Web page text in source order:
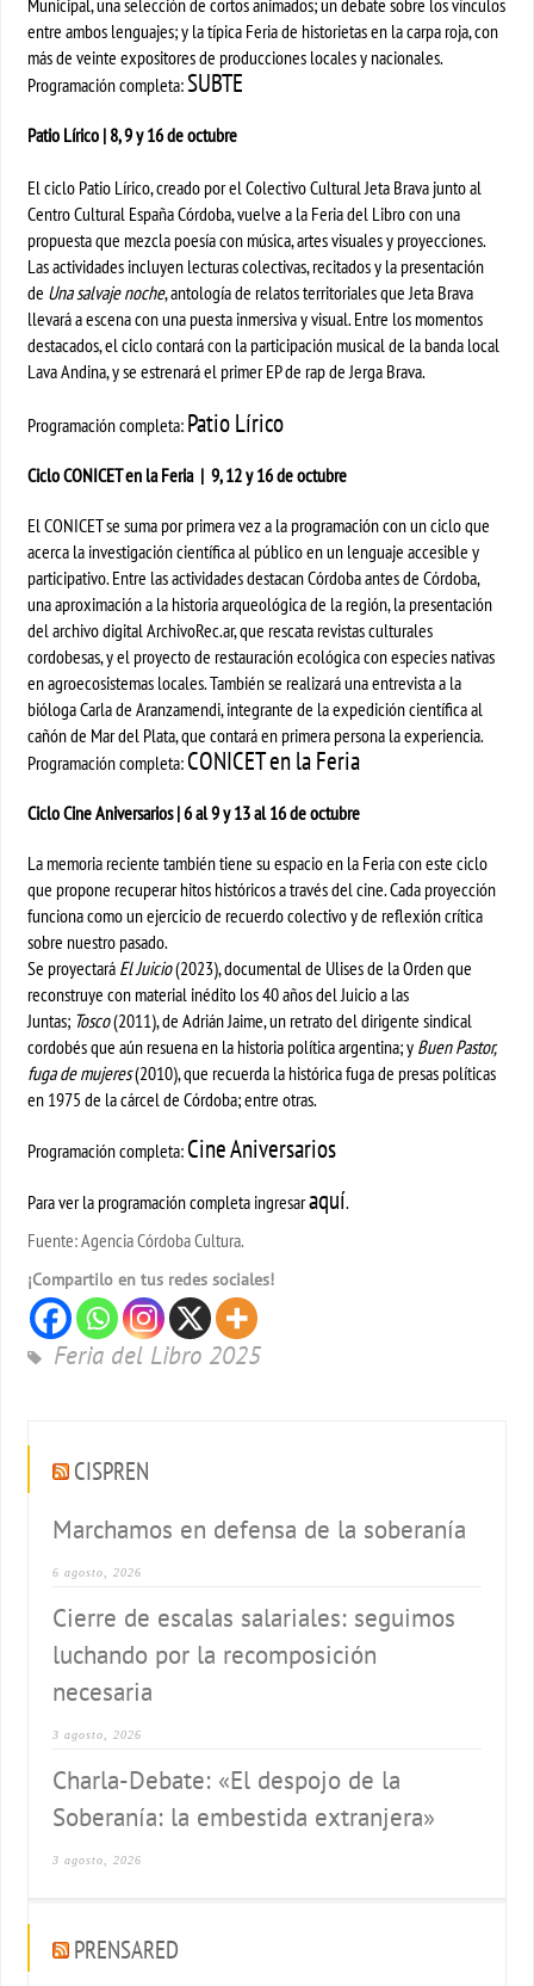
Municipal, una selección de cortos animados; un debate sobre los vínculos
entre ambos lenguajes; y la típica Feria de historietas en la carpa roja, con
más de veinte expositores de producciones locales y nacionales.
Programación completa: SUBTE
Patio Lírico | 8, 9 y 16 de octubre
El ciclo Patio Lírico, creado por el Colectivo Cultural Jeta Brava junto al
Centro Cultural España Córdoba, vuelve a la Feria del Libro con una
propuesta que mezcla poesía con música, artes visuales y proyecciones.
Las actividades incluyen lecturas colectivas, recitados y la presentación
de Una salvaje noche, antología de relatos territoriales que Jeta Brava
llevará a escena con una puesta inmersiva y visual. Entre los momentos
destacados, el ciclo contará con la participación musical de la banda local
Lava Andina, y se estrenará el primer EP de rap de Jerga Brava.
Programación completa: Patio Lírico
Ciclo CONICET en la Feria | 9, 12 y 16 de octubre
El CONICET se suma por primera vez a la programación con un ciclo que
acerca la investigación científica al público en un lenguaje accesible y
participativo. Entre las actividades destacan Córdoba antes de Córdoba,
una aproximación a la historia arqueológica de la región, la presentación
del archivo digital ArchivoRec.ar, que rescata revistas culturales
cordobesas, y el proyecto de restauración ecológica con especies nativas
en agroecosistemas locales. También se realizará una entrevista a la
bióloga Carla de Aranzamendi, integrante de la expedición científica al
cañón de Mar del Plata, que contará en primera persona la experiencia.
Programación completa: CONICET en la Feria
Ciclo Cine Aniversarios | 6 al 9 y 13 al 16 de octubre
La memoria reciente también tiene su espacio en la Feria con este ciclo
que propone recuperar hitos históricos a través del cine. Cada proyección
funciona como un ejercicio de recuerdo colectivo y de reflexión crítica
sobre nuestro pasado.
Se proyectará El Juicio(2023), documental de Ulises de la Orden que
reconstruye con material inédito los 40 años del Juicio a las
Juntas; Tosco(2011), de Adrián Jaime, un retrato del dirigente sindical
cordobés que aún resuena en la historia política argentina; y Buen Pastor,
fuga de mujeres(2010), que recuerda la histórica fuga de presas políticas
en 1975 de la cárcel de Córdoba; entre otras.
Programación completa: Cine Aniversarios
Para ver la programación completa ingresaraquí.
Fuente: Agencia Córdoba Cultura.
¡Compartilo en tus redes sociales!
Feria del Libro 2025
CISPREN
Marchamos en defensa de la soberanía
6 agosto, 2026
Cierre de escalas salariales: seguimos
luchando por la recomposición
necesaria
3 agosto, 2026
Charla-Debate: «El despojo de la
Soberanía: la embestida extranjera»
3 agosto, 2026
PRENSARED